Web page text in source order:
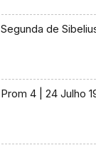
Segunda de
Prom 4 | 24 Julho